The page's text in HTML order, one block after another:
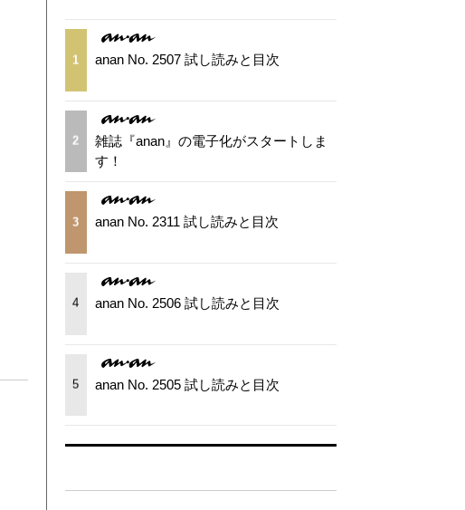
1 anan No. 2507 試し読みと目次
2
雑誌『anan』の電子化がスタートしま
す！
3 anan No. 2311 試し読みと目次
4 anan No. 2506 試し読みと目次
5 anan No. 2505 試し読みと目次